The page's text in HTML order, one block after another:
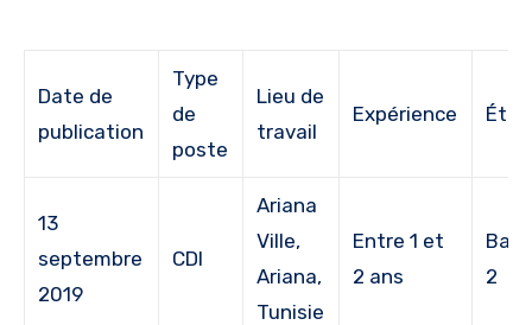
Date de
publication
Type
de
poste
Lieu de
travail
Expérience
13
septembre
2019
CDI
Ariana
Ville,
Ariana,
Tunisie
Entre 1 et
2 ans
Bac
2